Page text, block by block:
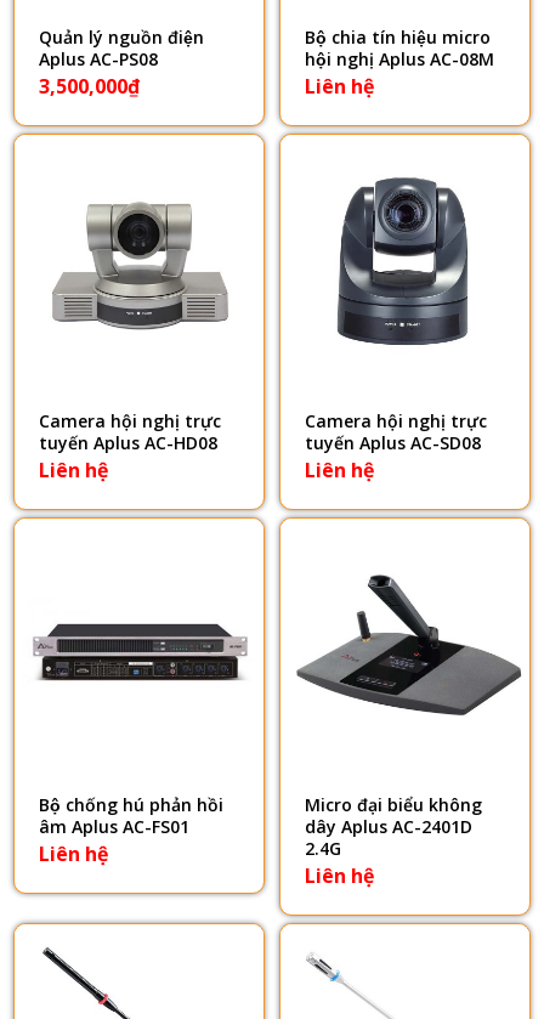
Quản lý nguồn điện
Aplus AC-PS08
3,500,000₫
Bộ chia tín hiệu micro
hội nghị Aplus AC-08M
Liên hệ
Camera hội nghị trực
tuyến Aplus AC-HD08
Liên hệ
Camera hội nghị trực
tuyến Aplus AC-SD08
Liên hệ
Bộ chống hú phản hồi
âm Aplus AC-FS01
Liên hệ
Micro đại biểu không
dây Aplus AC-2401D
2.4G
Liên hệ